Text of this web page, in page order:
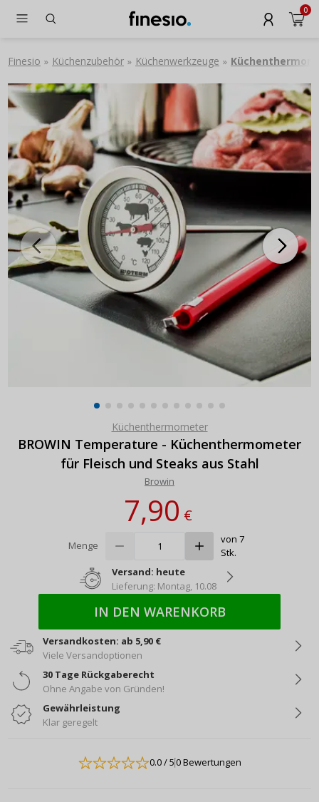
0
Finesio » Küchenzubehör » Küchenwerkzeuge »
Küchenthermometer
BROWIN Temperature - Küchenthermometer
für Fleisch und Steaks aus Stahl
Browin
7,90€
Menge
von 7
Stk.
Versand: heute
Lieferung: Montag, 10.08
IN DEN WARENKORB
Versandkosten: ab 5,90 €
Viele Versandoptionen
30 Tage Rückgaberecht
Ohne Angabe von Gründen!
Gewährleistung
Klar geregelt
0.0/ 50 Bewertungen